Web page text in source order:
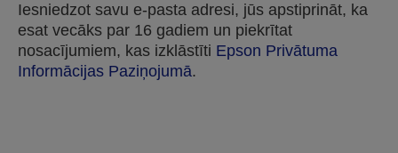
Iesniedzot savu e-pasta adresi, jūs apstiprināt, ka
esat vecāks par 16 gadiem un piekrītat
nosacījumiem, kas izklāstīti Epson Privātuma
Informācijas Paziņojumā.